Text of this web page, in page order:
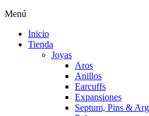
Menú
Inicio
Tienda
Joyas
Aros
Anillos
Earcuffs
Expansiones
Septum, Pins &